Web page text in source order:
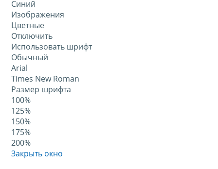
Синий
Изображения
Цветные
Отключить
Использовать шрифт
Обычный
Arial
Times New Roman
Размер шрифта
100%
125%
150%
175%
200%
Закрыть окно